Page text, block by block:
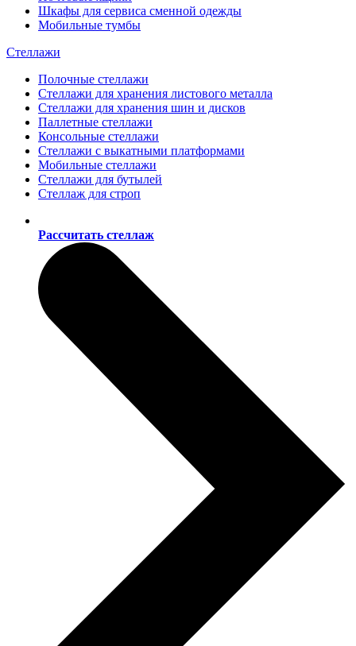
Шкафы для сервиса сменной одежды
Мобильные тумбы
Стеллажи
Полочные стеллажи
Стеллажи для хранения листового металла
Стеллажи для хранения шин и дисков
Паллетные стеллажи
Консольные стеллажи
Стеллажи с выкатными платформами
Мобильные стеллажи
Стеллажи для бутылей
Стеллаж для строп
Рассчитать стеллаж